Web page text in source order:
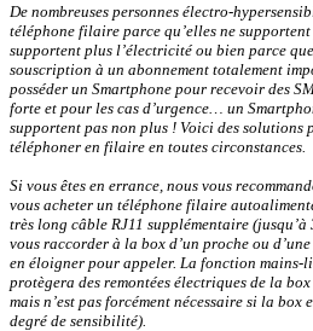
De nombreuses personnes électro-
téléphone filaire parce qu’elles ne
supportent plus l’électricité ou bien parce
souscription à un abonnement totalement
posséder un Smartphone pour recevoir des
forte et pour les cas d’urgence… un
supportent pas non plus ! Voici des solutions
téléphoner en filaire en toutes circonstances.
Si vous êtes en errance, nous vous
vous acheter un téléphone filaire
très long câble RJ11 supplémentaire (jusqu’à
vous raccorder à la box d’un proche ou
en éloigner pour appeler. La fonction mains-
protègera des remontées électriques de la
mais n’est pas forcément nécessaire si la
degré de sensibilité).